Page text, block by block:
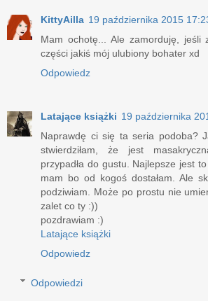
KittyAilla 19 października 2015
Mam ochotę... Ale zamorduję, jeśli
części jakiś mój ulubiony bohater xd
Odpowiedz
Latające książki 19 października
Naprawdę ci się ta seria podoba?
stwierdziłam, że jest
przypadła do gustu. Najlepsze jest
mam bo od kogoś dostałam. Ale
podziwiam. Może po prostu nie
zalet co ty :))
pozdrawiam :)
Latające książki
Odpowiedz
Odpowiedzi